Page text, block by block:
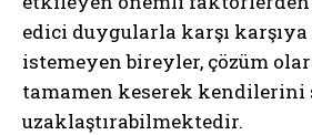
edici duygularla karşı
istemeyen bireyler, çözüm
tamamen keserek kendilerini
uzaklaştırabilmektedir.